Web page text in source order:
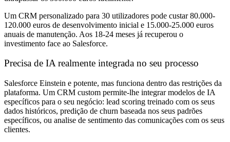
Um CRM personalizado para 30 utilizadores pode custar 80.000-
120.000 euros de desenvolvimento inicial e 15.000-25.000 euros
anuais de manutenção. Aos 18-24 meses já recuperou o
investimento face ao Salesforce.
Precisa de IA realmente integrada no seu processo
Salesforce Einstein e potente, mas funciona dentro das restrições da
plataforma. Um CRM custom permite-lhe integrar modelos de IA
específicos para o seu negócio: lead scoring treinado com os seus
dados históricos, predição de churn baseada nos seus padrões
específicos, ou analise de sentimento das comunicações com os seus
clientes.